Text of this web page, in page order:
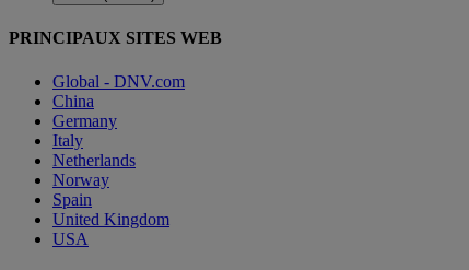
PRINCIPAUX SITES WEB
Global - DNV.com
China
Germany
Italy
Netherlands
Norway
Spain
United Kingdom
USA